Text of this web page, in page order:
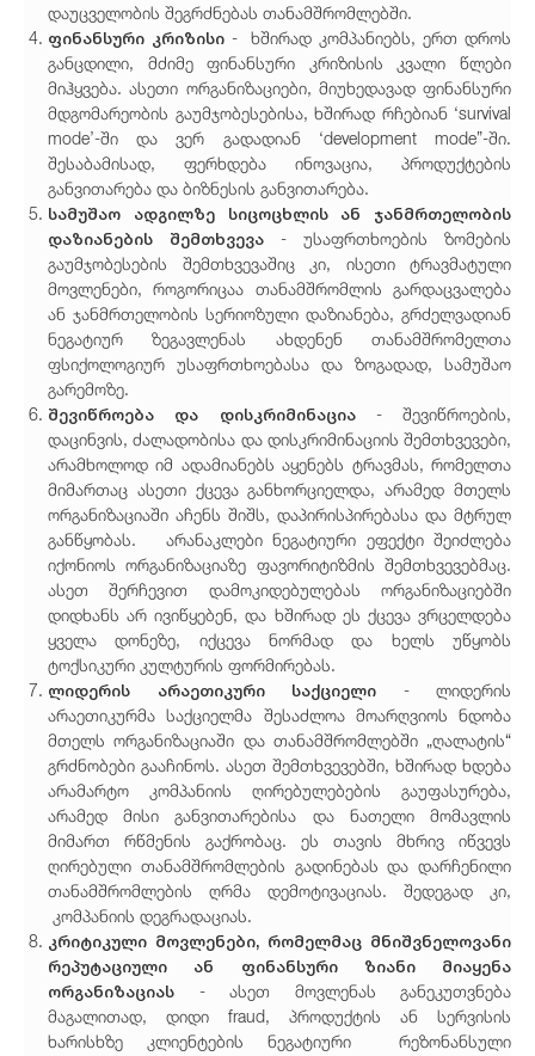
დაუცველობის შეგრძნებას თანამშრომლებში.
ფინანსური კრიზისი- ხშირად კომპანიებს, ერთ დროს
განცდილი, მძიმე ფინანსური კრიზისის კვალი წლები
მიჰყვება. ასეთი ორგანიზაციები, მიუხედავად ფინანსური
მდგომარეობის გაუმჯობესებისა, ხშირად რჩებიან ‘survival
mode’-ში და ვერ გადადიან ‘development mode”-ში.
შესაბამისად, ფერხდება ინოვაცია, პროდუქტების
განვითარება და ბიზნესის განვითარება.
სამუშაო ადგილზე სიცოცხლის ან ჯანმრთელობის
დაზიანების შემთხვევა - უსაფრთხოების ზომების
გაუმჯობესების შემთხვევაშიც კი, ისეთი ტრავმატული
მოვლენები, როგორიცაა თანამშრომლის გარდაცვალება
ან ჯანმრთელობის სერიოზული დაზიანება, გრძელვადიან
ნეგატიურ ზეგავლენას ახდენენ თანამშრომელთა
ფსიქოლოგიურ უსაფრთხოებასა და ზოგადად, სამუშაო
გარემოზე.
შევიწროება და დისკრიმინაცია- შევიწროების,
დაცინვის, ძალადობისა და დისკრიმინაციის შემთხვევები,
არამხოლოდ იმ ადამიანებს აყენებს ტრავმას, რომელთა
მიმართაც ასეთი ქცევა განხორციელდა, არამედ მთელს
ორგანიზაციაში აჩენს შიშს, დაპირისპირებასა და მტრულ
განწყობას. არანაკლები ნეგატიური ეფექტი შეიძლება
იქონიოს ორგანიზაციაზე ფავორიტიზმის შემთხვევებმაც.
ასეთ შერჩევით დამოკიდებულებას ორგანიზაციებში
დიდხანს არ ივიწყებენ, და ხშირად ეს ქცევა ვრცელდება
ყველა დონეზე, იქცევა ნორმად და ხელს უწყობს
ტოქსიკური კულტურის ფორმირებას.
ლიდერის არაეთიკური საქციელი - ლიდერის
არაეთიკურმა საქციელმა შესაძლოა მოარღვიოს ნდობა
მთელს ორგანიზაციაში და თანამშრომლებში „ღალატის“
გრძნობები გააჩინოს. ასეთ შემთხვევებში, ხშირად ხდება
არამარტო კომპანიის ღირებულებების გაუფასურება,
არამედ მისი განვითარებისა და ნათელი მომავლის
მიმართ რწმენის გაქრობაც. ეს თავის მხრივ იწვევს
ღირებული თანამშრომლების გადინებას და დარჩენილი
თანამშრომლების ღრმა დემოტივაციას. შედეგად კი,
კომპანიის დეგრადაციას.
კრიტიკული მოვლენები, რომელმაც მნიშვნელოვანი
რეპუტაციული ან ფინანსური ზიანი მიაყენა
ორგანიზაციას - ასეთ მოვლენას განეკუთვნება
მაგალითად, დიდი fraud, პროდუქტის ან სერვისის
ხარისხზე კლიენტების ნეგატიური რეზონანსული